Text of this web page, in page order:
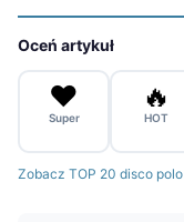
Oceń artykuł
❤️
Super
🔥
HOT
Zobacz TOP 20 disco polo